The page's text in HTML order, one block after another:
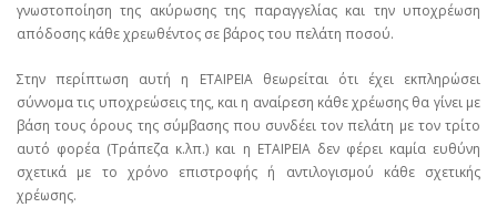
γνωστοποίηση της ακύρωσης της παραγγελίας και την υποχρέωση
απόδοσης κάθε χρεωθέντος σε βάρος του πελάτη ποσού.
Στην περίπτωση αυτή η ΕΤΑΙΡΕΙΑ θεωρείται ότι έχει εκπληρώσει
σύννομα τις υποχρεώσεις της, και η αναίρεση κάθε χρέωσης θα γίνει με
βάση τους όρους της σύμβασης που συνδέει τον πελάτη με τον τρίτο
αυτό φορέα (Τράπεζα κ.λπ.) και η ΕΤΑΙΡΕΙΑ δεν φέρει καμία ευθύνη
σχετικά με το χρόνο επιστροφής ή αντιλογισμού κάθε σχετικής
χρέωσης.